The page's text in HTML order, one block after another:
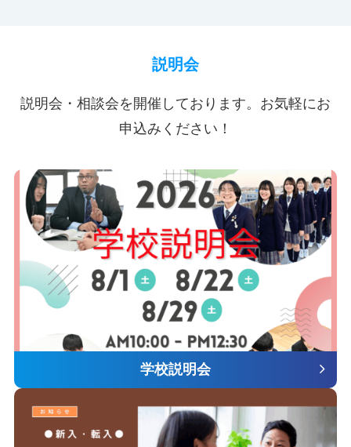
説明会
説明会・相談会を開催しております。お気軽にお
申込みください！
学校説明会